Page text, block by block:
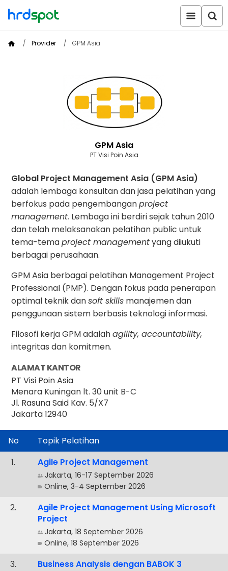
Provider GPM Asia
GPM Asia
PT Visi Poin Asia
Global Project Management Asia (GPM Asia)
adalah lembaga konsultan dan jasa pelatihan yang
berfokus pada pengembanganproject
management. Lembaga ini berdiri sejak tahun 2010
dan telah melaksanakan pelatihan public untuk
tema-temaproject managementyang diiukuti
berbagai perusahaan.
GPM Asia berbagai pelatihan Management Project
Professional (PMP). Dengan fokus pada penerapan
optimal teknik dansoft skills manajemen dan
penggunaan sistem berbasis teknologi informasi.
Filosofi kerja GPM adalahagility, accountability,
integritas dan komitmen.
ALAMAT KANTOR
PT Visi Poin Asia
Menara Kuningan lt. 30 unit B-C
Jl. Rasuna Said Kav. 5/X7
Jakarta 12940
No
Topik Pelatihan
.
Agile Project Management
Jakarta, 16-17 September 2026
Online, 3-4 September 2026
.
Agile Project Management Using Microsoft
Project
Jakarta, 18 September 2026
Online, 18 September 2026
. Business Analysis dengan BABOK 3